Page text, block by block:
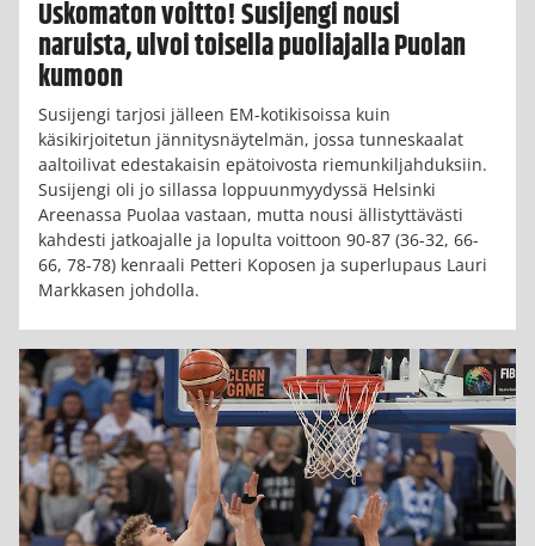
Uskomaton voitto! Susijengi nousi
naruista, ulvoi toisella puoliajalla Puolan
kumoon
Susijengi tarjosi jälleen EM-kotikisoissa kuin
käsikirjoitetun jännitysnäytelmän, jossa tunneskaalat
aaltoilivat edestakaisin epätoivosta riemunkiljahduksiin.
Susijengi oli jo sillassa loppuunmyydyssä Helsinki
Areenassa Puolaa vastaan, mutta nousi ällistyttävästi
kahdesti jatkoajalle ja lopulta voittoon 90-87 (36-32, 66-
66, 78-78) kenraali Petteri Koposen ja superlupaus Lauri
Markkasen johdolla.